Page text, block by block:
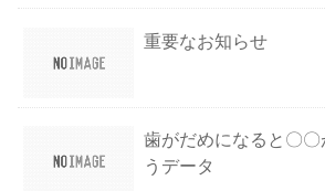
重要なお知らせ
歯がだめになると〇
うデータ